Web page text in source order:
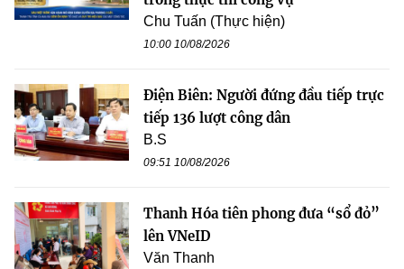
Chu Tuấn (Thực hiện)
10:00 10/08/2026
Điện Biên: Người đứng đầu tiếp trực
tiếp 136 lượt công dân
B.S
09:51 10/08/2026
Thanh Hóa tiên phong đưa “sổ đỏ”
lên VNeID
Văn Thanh